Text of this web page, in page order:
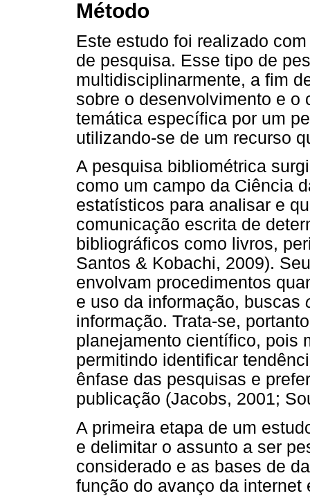
Método
Este estudo foi realizado
de pesquisa. Esse tipo de
multidisciplinarmente, a fim
sobre o desenvolvimento e o
temática específica por um
utilizando-se de um recurso
A pesquisa bibliométrica
como um campo da Ciência
estatísticos para analisar e
comunicação escrita de
bibliográficos como livros,
Santos & Kobachi, 2009).
envolvam procedimentos
e uso da informação, buscas
informação. Trata-se,
planejamento científico, pois
permitindo identificar
ênfase das pesquisas e
publicação (Jacobs, 2001;
A primeira etapa de um
e delimitar o assunto a ser
considerado e as bases de
função do avanço da